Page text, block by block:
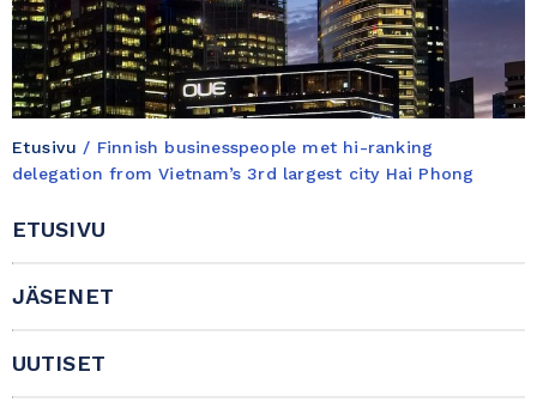
Etusivu / Finnish businesspeople met hi-ranking
delegation from Vietnam’s 3rd largest city Hai Phong
ETUSIVU
JÄSENET
UUTISET